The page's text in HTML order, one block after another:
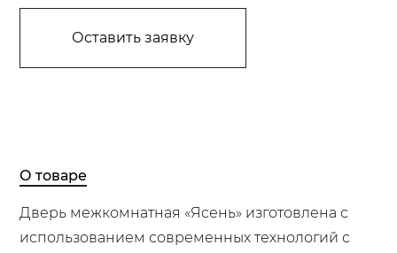
Оставить заявку
О товаре
Дверь межкомнатная «Ясень» изготовлена с
использованием современных технологий с